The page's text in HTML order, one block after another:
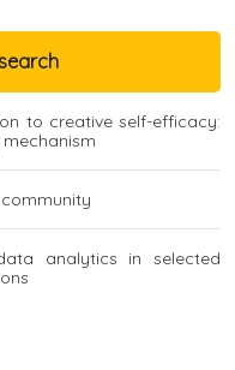
to creative self-efficacy:
analytics in selected